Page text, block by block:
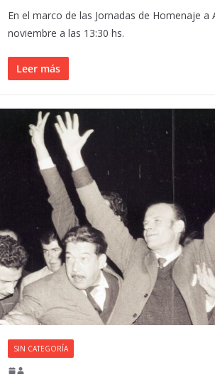
En el marco de las Jornadas de Homenaje
noviembre a las 13:30 hs.
Leer más
SIN CATEGORÍA